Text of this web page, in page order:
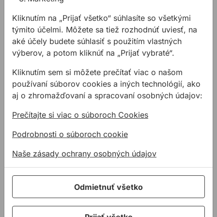
PIR40 ALLFIX 180 300mm
Kód: KA64180300
113,23 €
Podomietková schránka U-
PIR40 ALLFIX 180 310mm R
AL
Kód:
KA64180310
114,12 €
Podomietková schránka U-
PIR40 ALLFIX 180 320mm
RAL
115,02 €
Podomietková schránka U-
RAL
Kód: KA64180330
Popis
Vlastnosti:
Rýchla montáž
Kliknutím na „Prijať všetko“ súhlasíte so všetkými
týmito účelmi. Môžete sa tiež rozhodnúť uviesť, na
aké účely budete súhlasiť s použitím vlastných
výberov, a potom kliknúť na „Prijať vybraté“.
Kliknutím sem si môžete prečítať viac o našom
používaní súborov cookies a iných technológií, ako
aj o zhromažďovaní a spracovaní osobných údajov:
Prečítajte si viac o súboroch Cookies
Podrobnosti o súboroch cookie
Naše zásady ochrany osobných údajov
Odmietnuť všetko